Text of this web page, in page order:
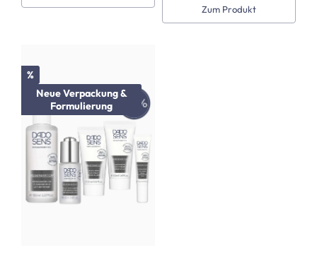
Zum Produkt
Rabatt
%
Neue Verpackung &
Formulierung